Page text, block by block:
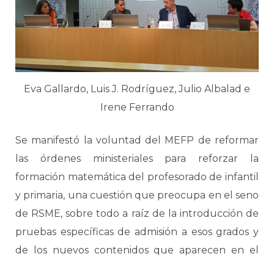
Eva Gallardo, Luis J. Rodríguez, Julio Albalad e
Irene Ferrando
Se manifestó la voluntad del MEFP de reformar
las órdenes ministeriales para reforzar la
formación matemática del profesorado de infantil
y primaria, una cuestión que preocupa en el seno
de RSME, sobre todo a raíz de la introducción de
pruebas específicas de admisión a esos grados y
de los nuevos contenidos que aparecen en el